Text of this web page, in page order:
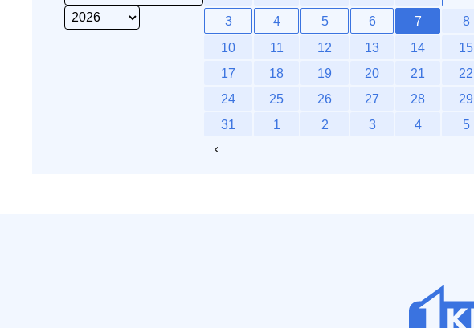
3
4 5 6 7 8
10
11 12 13 14 15
17
18 19 20 21 22
24
25 26 27 28 29
31
1 2 3 4 5